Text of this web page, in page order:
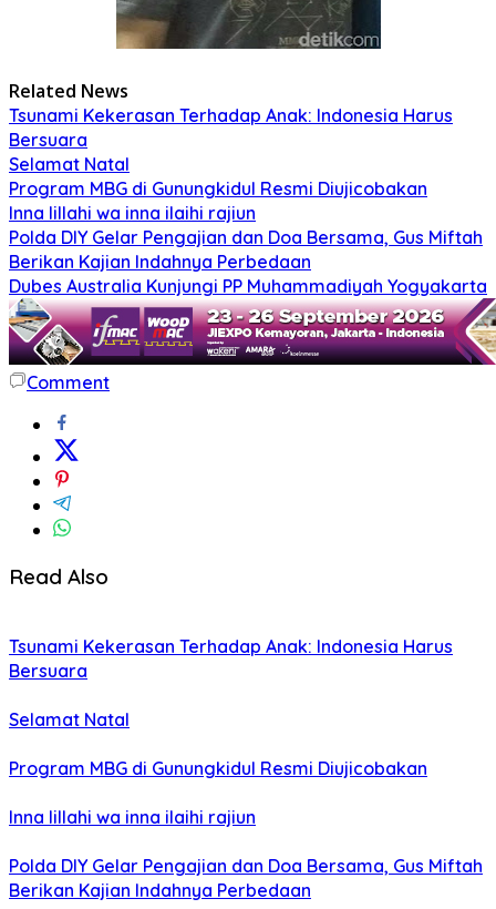
Related News
Tsunami Kekerasan Terhadap Anak: Indonesia Harus
Bersuara
Selamat Natal
Program MBG di Gunungkidul Resmi Diujicobakan
Inna lillahi wa inna ilaihi rajiun
Polda DIY Gelar Pengajian dan Doa Bersama, Gus Miftah
Berikan Kajian Indahnya Perbedaan
Dubes Australia Kunjungi PP Muhammadiyah Yogyakarta
Comment
Read Also
Tsunami Kekerasan Terhadap Anak: Indonesia Harus
Bersuara
Selamat Natal
Program MBG di Gunungkidul Resmi Diujicobakan
Inna lillahi wa inna ilaihi rajiun
Polda DIY Gelar Pengajian dan Doa Bersama, Gus Miftah
Berikan Kajian Indahnya Perbedaan